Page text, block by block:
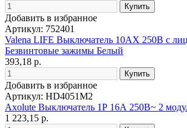
Добавить в избранное
Артикул: 752401
Valena LIFE Выключатель 10АХ 250В с
Безвинтовые зажимы Белый
393,18 р.
Добавить в избранное
Артикул: HD4051M2
Axolute Выключатель 1Р 16А 250В~ 2
1 223,15 р.